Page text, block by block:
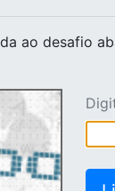
ao desafio